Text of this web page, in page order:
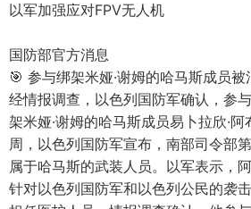
以军加强应对FPV无人机
国防部官方消息
🎯 参与绑架米娅·谢姆的哈马斯成员被
经情报调查，以色列国防军确认，参
架米娅·谢姆的哈马斯成员易卜拉欣·
周，以色列国防军宣布，南部司令部
属于哈马斯的武装人员。以军表示，
针对以色列国防军和以色列公民的袭